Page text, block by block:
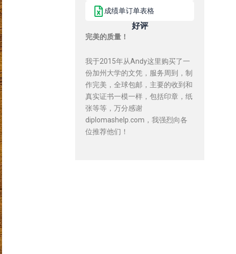
成绩单订单表格
好评
完美的质量！
我于2015年从Andy这里购买了一
份加州大学的文凭，服务周到，制
作完美，全球包邮，主要的收到和
真实证书一模一样，包括印章，纸
张等等，万分感谢
diplomashelp.com，我强烈向各
位推荐他们！